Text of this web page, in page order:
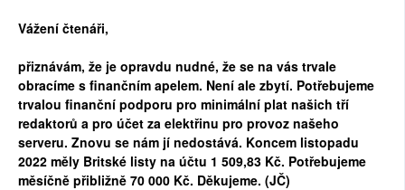
Vážení čtenáři,
přiznávám, že je opravdu nudné, že se na vás trvale
obracíme s finančním apelem. Není ale zbytí. Potřebujeme
trvalou finanční podporu pro minimální plat našich tří
redaktorů a pro účet za elektřinu pro provoz našeho
serveru. Znovu se nám jí nedostává. Koncem listopadu
2022 měly Britské listy na účtu 1 509,83 Kč. Potřebujeme
měsíčně přibližně 70 000 Kč. Děkujeme. (JČ)